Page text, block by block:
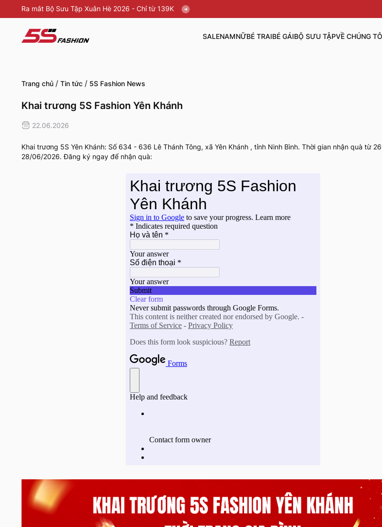
Ra mắt Bộ Sưu Tập Xuân Hè 2026 - Chỉ từ 139K
SALENAMNỮBÉ TRAIBÉ GÁIBỘ SƯU TẬPVỀ CHÚNG
Trang chủ / Tin tức / 5S Fashion News
Khai trương 5S Fashion Yên Khánh
22.06.2026
Khai trương 5S Yên Khánh: Số 634 - 636 Lê Thánh Tông, xã Yên Khánh , tỉnh Ninh Bình. Thời gian nhận quà từ
28/06/2026. Đăng ký ngay để nhận quà: